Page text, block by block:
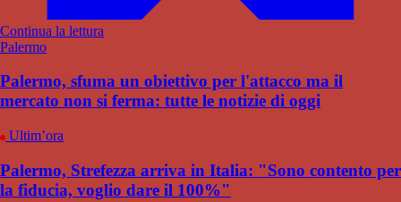
Continua la lettura
Palermo
Palermo, sfuma un obiettivo per l'attacco ma il
mercato non si ferma: tutte le notizie di oggi
Ultim’ora
Palermo, Strefezza arriva in Italia: "Sono contento per
la fiducia, voglio dare il 100%"